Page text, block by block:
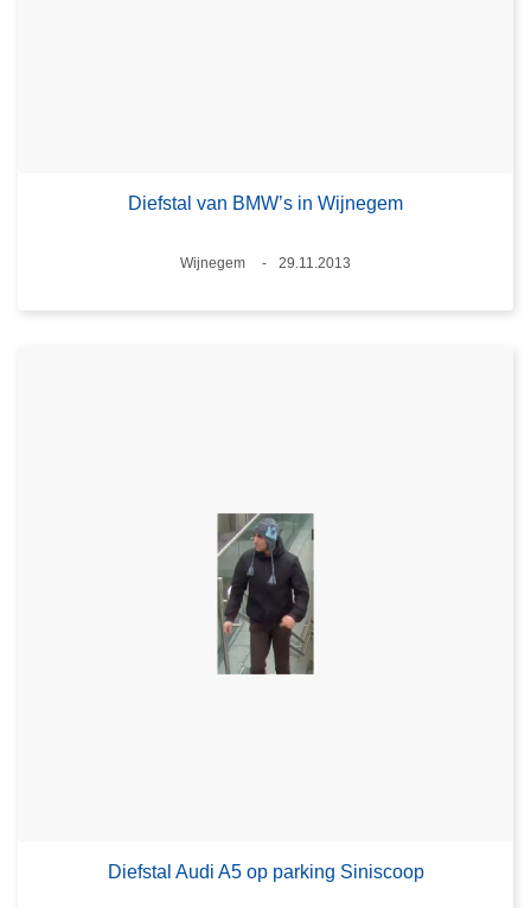
Diefstal van BMW’s in Wijnegem
Plaats
Wijnegem
29.11.2013
Diefstal Audi A5 op parking Siniscoop